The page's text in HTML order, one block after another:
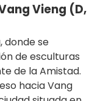
Vieng (D,
donde se
de esculturas
de la Amistad.
hacia Vang